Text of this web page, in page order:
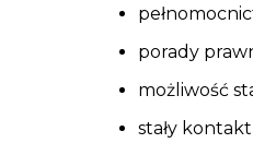
porady
możliwość
stały